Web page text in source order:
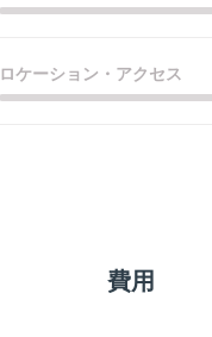
ロケーション・アクセス
費用